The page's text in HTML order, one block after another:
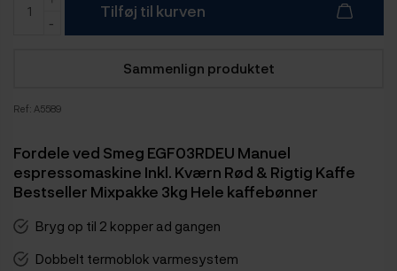
Tilføj til kurven
Sammenlign produktet
Ref: A5589
Fordele ved Smeg EGF03RDEU Manuel
espressomaskine Inkl. Kværn Rød & Rigtig Kaffe
Bestseller Mixpakke 3kg Hele kaffebønner
Bryg op til 2 kopper ad gangen
Dobbelt termoblok varmesystem